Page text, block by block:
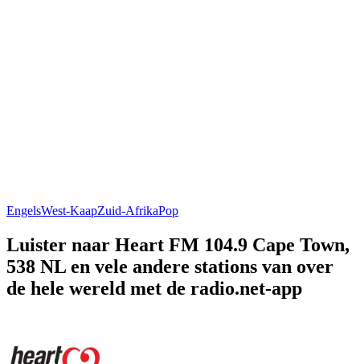
EngelsWest-KaapZuid-AfrikaPop
Luister naar Heart FM 104.9 Cape Town,
538 NL en vele andere stations van over
de hele wereld met de radio.net-app